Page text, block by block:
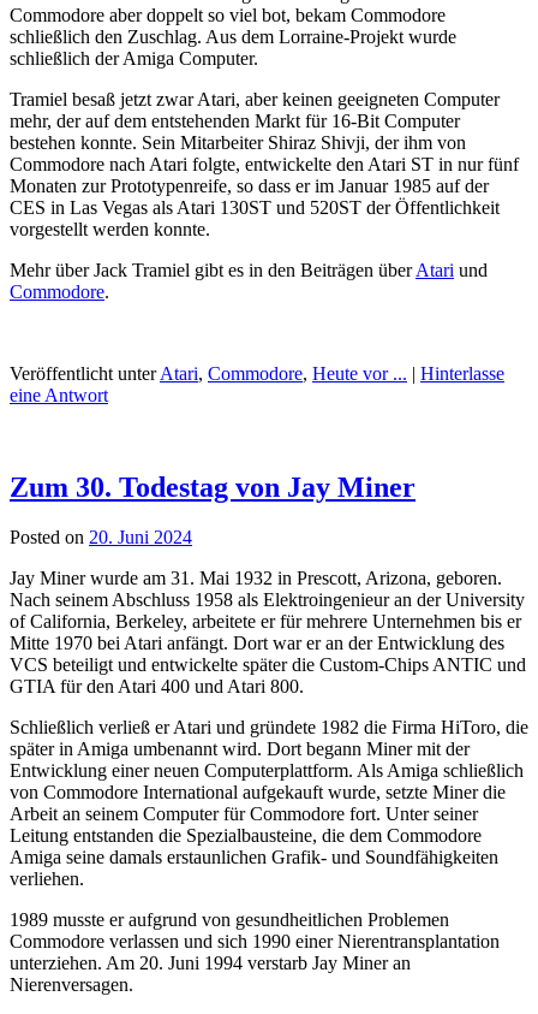
Commodore aber doppelt so viel bot, bekam Commodore
schließlich den Zuschlag. Aus dem Lorraine-Projekt wurde
schließlich der Amiga Computer.
Tramiel besaß jetzt zwar Atari, aber keinen geeigneten Computer
mehr, der auf dem entstehenden Markt für 16-Bit Computer
bestehen konnte. Sein Mitarbeiter Shiraz Shivji, der ihm von
Commodore nach Atari folgte, entwickelte den Atari ST in nur fünf
Monaten zur Prototypenreife, so dass er im Januar 1985 auf der
CES in Las Vegas als Atari 130ST und 520ST der Öffentlichkeit
vorgestellt werden konnte.
Mehr über Jack Tramiel gibt es in den Beiträgen überAtari und
Commodore.
Veröffentlicht unterAtari, Commodore, Heute vor ... | Hinterlasse
eine Antwort
Zum 30. Todestag von Jay Miner
Posted on 20. Juni 2024
Jay Miner wurde am 31. Mai 1932 in Prescott, Arizona, geboren.
Nach seinem Abschluss 1958 als Elektroingenieur an der University
of California, Berkeley, arbeitete er für mehrere Unternehmen bis er
Mitte 1970 bei Atari anfängt. Dort war er an der Entwicklung des
VCS beteiligt und entwickelte später die Custom-Chips ANTIC und
GTIA für den Atari 400 und Atari 800.
Schließlich verließ er Atari und gründete 1982 die Firma HiToro, die
später in Amiga umbenannt wird. Dort begann Miner mit der
Entwicklung einer neuen Computerplattform. Als Amiga schließlich
von Commodore International aufgekauft wurde, setzte Miner die
Arbeit an seinem Computer für Commodore fort. Unter seiner
Leitung entstanden die Spezialbausteine, die dem Commodore
Amiga seine damals erstaunlichen Grafik- und Soundfähigkeiten
verliehen.
1989 musste er aufgrund von gesundheitlichen Problemen
Commodore verlassen und sich 1990 einer Nierentransplantation
unterziehen. Am 20. Juni 1994 verstarb Jay Miner an
Nierenversagen.